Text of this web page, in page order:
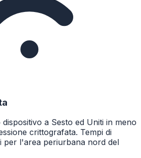
a Sesto ed Uniti in meno
crittografata. Tempi di
per l'area periurbana nord del